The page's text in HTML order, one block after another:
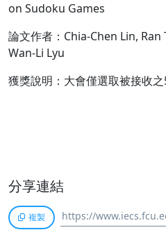
on Sudoku Games
論文作者：Chia-Chen Lin,
Wan-Li Lyu
獲獎說明：大會僅選取被接收
分享連結
複製